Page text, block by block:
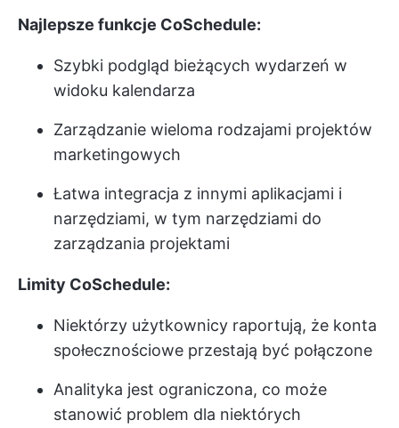
Najlepsze funkcje CoSchedule:
Szybki podgląd bieżących wydarzeń w
widoku kalendarza
Zarządzanie wieloma rodzajami projektów
marketingowych
Łatwa integracja z innymi aplikacjami i
narzędziami, w tym narzędziami do
zarządzania projektami
Limity CoSchedule:
Niektórzy użytkownicy raportują, że konta
społecznościowe przestają być połączone
Analityka jest ograniczona, co może
stanowić problem dla niektórych